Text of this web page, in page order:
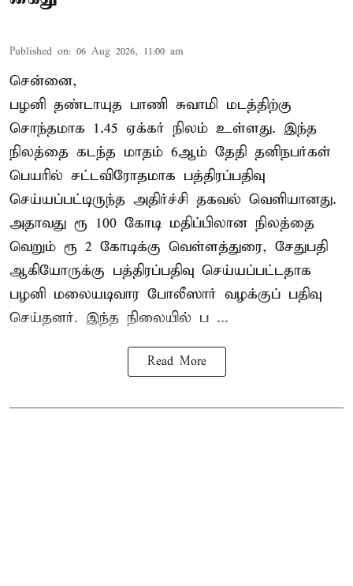
Published on: 06 Aug 2026, 11:00 am
சென்னை,
பழனி தண்டாயுத பாணி சுவாமி மடத்திற்கு
சொந்தமாக 1.45 ஏக்கர் நிலம் உள்ளது. இந்த
நிலத்தை கடந்த மாதம் 6ஆம் தேதி தனிநபர்கள்
பெயரில் சட்டவிரோதமாக பத்திரப்பதிவு
செய்யப்பட்டிருந்த அதிர்ச்சி தகவல் வெளியானது.
அதாவது ரூ 100 கோடி மதிப்பிலான நிலத்தை
வெறும் ரூ 2 கோடிக்கு வெள்ளத்துரை, சேதுபதி
ஆகியோருக்கு பத்திரப்பதிவு செய்யப்பட்டதாக
பழனி மலையடிவார போலீஸார் வழக்குப் பதிவு
செய்தனர். இந்த நிலையில் ப ...
Read More